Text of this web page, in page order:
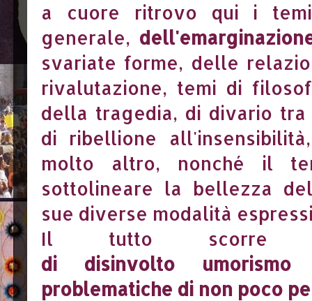
a cuore ritrovo qui i
generale,
svariate forme, delle
rivalutazione, temi di
della tragedia, di divario tra
di ribellione
molto altro, nonché il
sottolineare la bellezza
sue diverse modalità
Il tutto
di disinvolto
problematiche di non poco